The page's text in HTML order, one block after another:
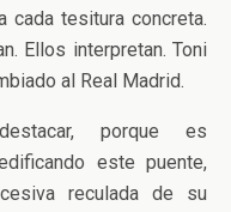
cada tesitura concreta.
Ellos interpretan. Toni
al Real Madrid.
porque es
este puente,
reculada de su